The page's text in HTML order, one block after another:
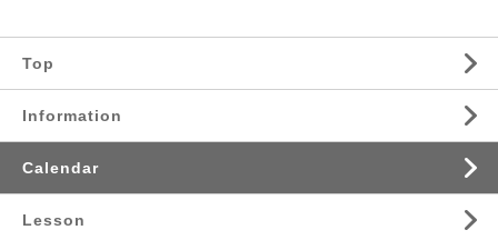
Top
Information
Calendar
Lesson